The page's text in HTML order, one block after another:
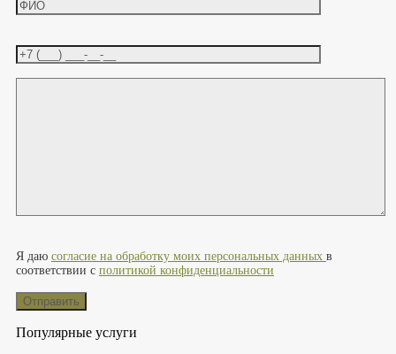
Я даю согласие на обработку моих персональных данных в
соответствии с политикой конфиденциальности
Популярные услуги